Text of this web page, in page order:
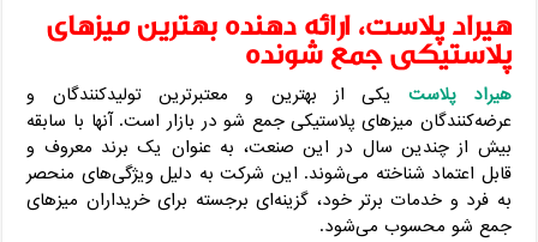
هیراد پلاست، ارائه دهنده بهترین میزهای
پلاستیکی جمع شونده
هیراد پلاستیکی از بهترین و معتبرترین تولیدکنندگان و
عرضه‌کنندگان میزهای پلاستیکی جمع شو در بازار است. آنها با سابقه
بیش از چندین سال در این صنعت، به عنوان یک برند معروف و
قابل اعتماد شناخته می‌شوند. این شرکت به دلیل ویژگی‌های منحصر
به فرد و خدمات برتر خود، گزینه‌ای برجسته برای خریداران میزهای
جمع شو محسوب می‌شود.